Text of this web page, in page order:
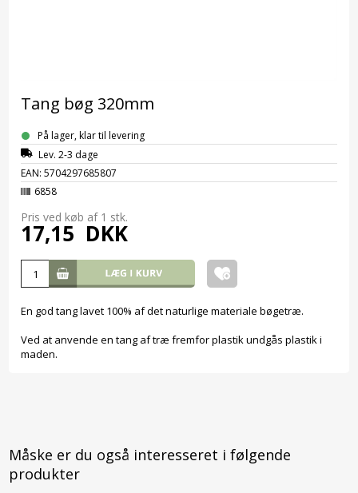
Tang bøg 320mm
På lager, klar til levering
Lev. 2-3 dage
EAN: 5704297685807
6858
Pris ved køb af 1 stk.
17,15 DKK
En god tang lavet 100% af det naturlige materiale bøgetræ.
Ved at anvende en tang af træ fremfor plastik undgås plastik i
maden.
Måske er du også interesseret i følgende
produkter